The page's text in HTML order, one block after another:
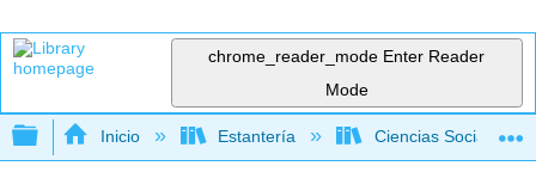
chrome_reader_mode Enter Reader
Mode
Expandir/contraer jerarquía global
Inicio Estantería Ciencias Sociales